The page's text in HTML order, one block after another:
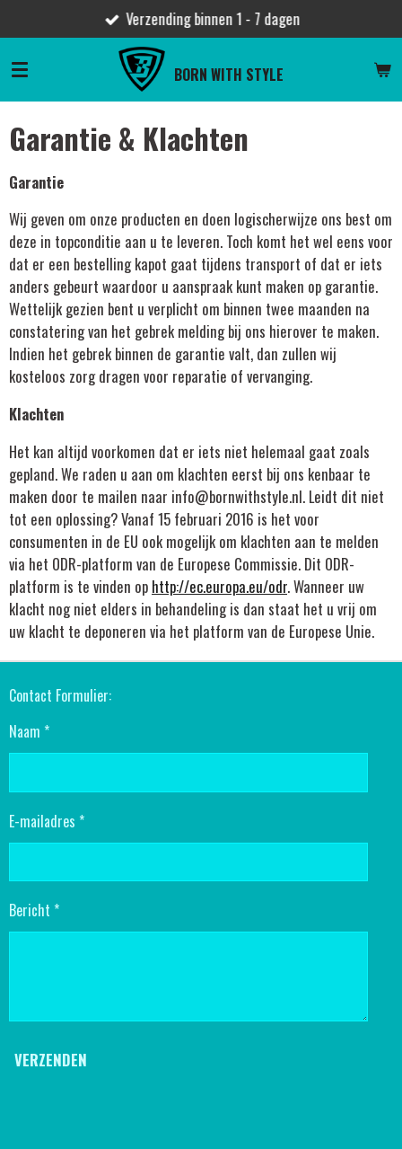
direct
naar
BORN WITH STYLE
Verzending binnen 1 - 7 dagen
Garantie & Klachten
Garantie
Wij geven om onze producten en doen logischerwijze ons best om
deze in topconditie aan u te leveren. Toch komt het wel eens voor
dat er een bestelling kapot gaat tijdens transport of dat er iets
anders gebeurt waardoor u aanspraak kunt maken op garantie.
Wettelijk gezien bent u verplicht om binnen twee maanden na
constatering van het gebrek melding bij ons hierover te maken.
Indien het gebrek binnen de garantie valt, dan zullen wij
kosteloos zorg dragen voor reparatie of vervanging.
Klachten
Het kan altijd voorkomen dat er iets niet helemaal gaat zoals
gepland. We raden u aan om klachten eerst bij ons kenbaar te
maken door te mailen naar info@bornwithstyle.nl. Leidt dit niet
tot een oplossing? Vanaf 15 februari 2016 is het voor
consumenten in de EU ook mogelijk om klachten aan te melden
via het ODR-platform van de Europese Commissie. Dit ODR-
platform is te vinden op http://ec.europa.eu/odr. Wanneer uw
klacht nog niet elders in behandeling is dan staat het u vrij om
uw klacht te deponeren via het platform van de Europese Unie.
Contact Formulier:
Naam *
E-mailadres *
Bericht *
VERZENDEN